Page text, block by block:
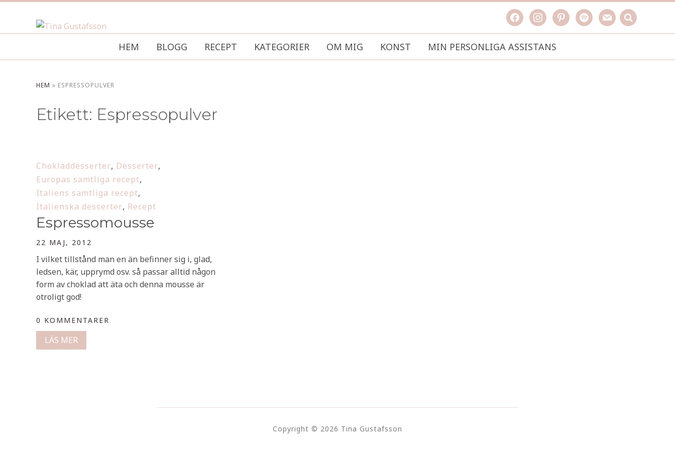
facebookinstagrampinterestspotifymail search
HEM BLOGG RECEPT KATEGORIER OM MIG KONST MIN PERSONLIGA ASSISTANS
HEM » ESPRESSOPULVER
Etikett: Espressopulver
Chokladdesserter, Desserter,
Europas samtliga recept,
Italiens samtliga recept,
Italienska desserter, Recept
Espressomousse
22 MAJ, 2012
I vilket tillstånd man en än befinner sig i, glad,
ledsen, kär, upprymd osv. så passar alltid någon
form av choklad att äta och denna mousse är
otroligt god!
0 KOMMENTARER
LÄS MER
Copyright © 2026 Tina Gustafsson